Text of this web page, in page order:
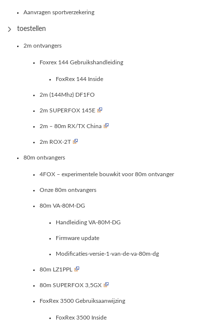
Aanvragen sportverzekering
toestellen
2m ontvangers
Foxrex 144 Gebruikshandleiding
FoxRex 144 Inside
2m (144Mhz) DF1FO
2m SUPERFOX 145E
2m – 80m RX/TX China
2m ROX-2T
80m ontvangers
4FOX – experimentele bouwkit voor 80m ontvanger
Onze 80m ontvangers
80m VA-80M-DG
Handleiding VA-80M-DG
Firmware update
Modificaties-versie-1-van-de-va-80m-dg
80m LZ1PPL
80m SUPERFOX 3,5GX
FoxRex 3500 Gebruiksaanwijzing
FoxRex 3500 Inside